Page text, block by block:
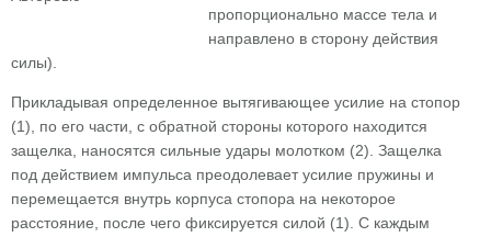
пропорционально массе тела и
направлено в сторону действия
силы).
Прикладывая определенное вытягивающее усилие на стопор
(1), по его части, с обратной стороны которого находится
защелка, наносятся сильные удары молотком (2). Защелка
под действием импульса преодолевает усилие пружины и
перемещается внутрь корпуса стопора на некоторое
расстояние, после чего фиксируется силой (1). С каждым